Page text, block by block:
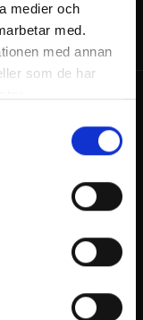
medier och
med.
med annan
som de har